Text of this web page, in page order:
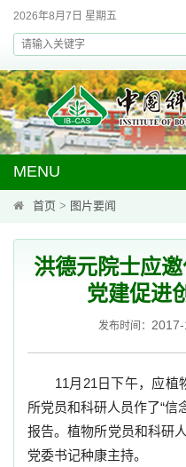
2026年8月7日 星期五
MENU
首页 > 图片要闻
洪德元院士应邀
党建促进
发布时间：
11月 21 日下午，应植
所党员和科研人员作了“信
报告。植物所党员和科研
党委书记种康主持。